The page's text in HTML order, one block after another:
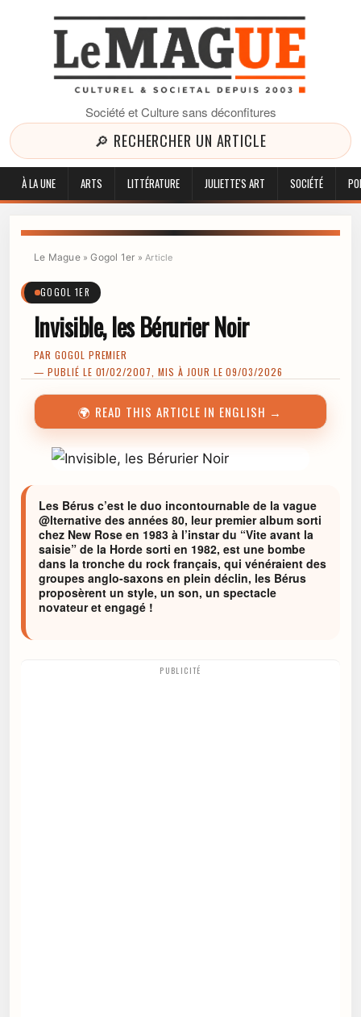
Société et Culture sans déconfitures
🔎 RECHERCHER UN ARTICLE
À LA UNE ARTS LITTÉRATURE JULIETTE'S ART SOCIÉTÉ
Le Mague»Gogol 1er »Article
GOGOL 1ER
Invisible, les Bérurier Noir
PAR GOGOL PREMIER
— PUBLIÉ LE 01/02/2007, MIS À JOUR LE 09/03/2026
🌍 READ THIS ARTICLE IN ENGLISH →
Les Bérus c’est le duo incontournable de la vague
@lternative des années 80, leur premier album sorti
chez New Rose en 1983 à l’instar du “Vite avant la
saisie” de la Horde sorti en 1982, est une bombe
dans la tronche du rock français, qui vénéraient des
groupes anglo-saxons en plein déclin, les Bérus
proposèrent un style, un son, un spectacle
novateur et engagé !
PUBLICITÉ